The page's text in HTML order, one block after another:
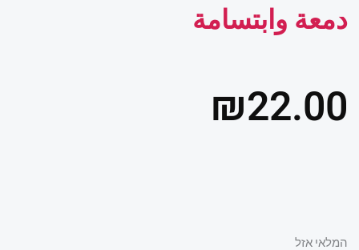
دمعة وابتسامة
₪22.00
המלאי אזל